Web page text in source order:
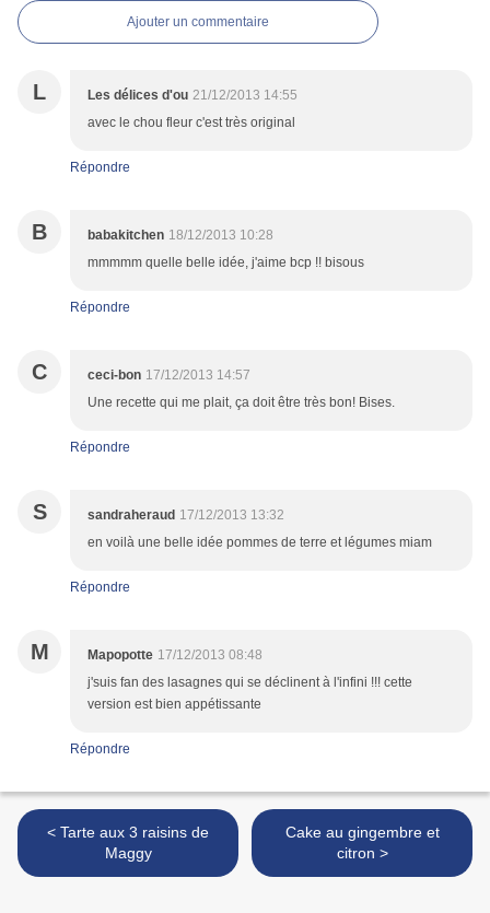
Ajouter un commentaire
L Les délices d'ou 21/12/2013 14:55
avec le chou fleur c'est très original
Répondre
B babakitchen 18/12/2013 10:28
mmmmm quelle belle idée, j'aime bcp !! bisous
Répondre
C ceci-bon 17/12/2013 14:57
Une recette qui me plait, ça doit être très bon! Bises.
Répondre
S sandraheraud 17/12/2013 13:32
en voilà une belle idée pommes de terre et légumes miam
Répondre
M Mapopotte 17/12/2013 08:48
j'suis fan des lasagnes qui se déclinent à l'infini !!! cette
version est bien appétissante
Répondre
< Tarte aux 3 raisins de
Maggy
Cake au gingembre et
citron >